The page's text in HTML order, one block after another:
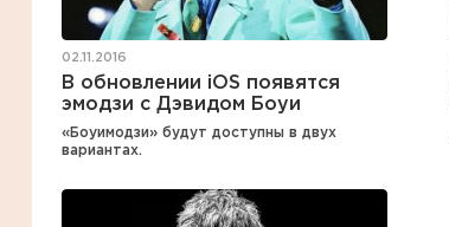
02.11.2016
В обновлении iOS появятся
эмодзи с Дэвидом Боуи
«Боуимодзи» будут доступны в двух
вариантах.